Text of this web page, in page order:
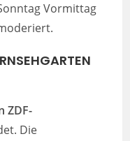
Vormittag
ZDF-
Die